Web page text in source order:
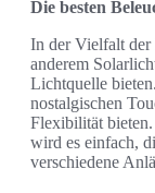
Die besten
In der Vielfalt der
anderem
Lichtquelle
nostalgischen
Flexibilität
wird es einfach,
verschiedene